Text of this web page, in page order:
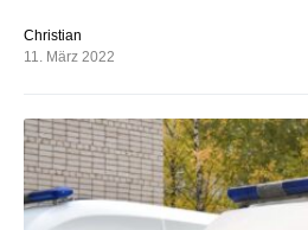
Christian
11. März 2022